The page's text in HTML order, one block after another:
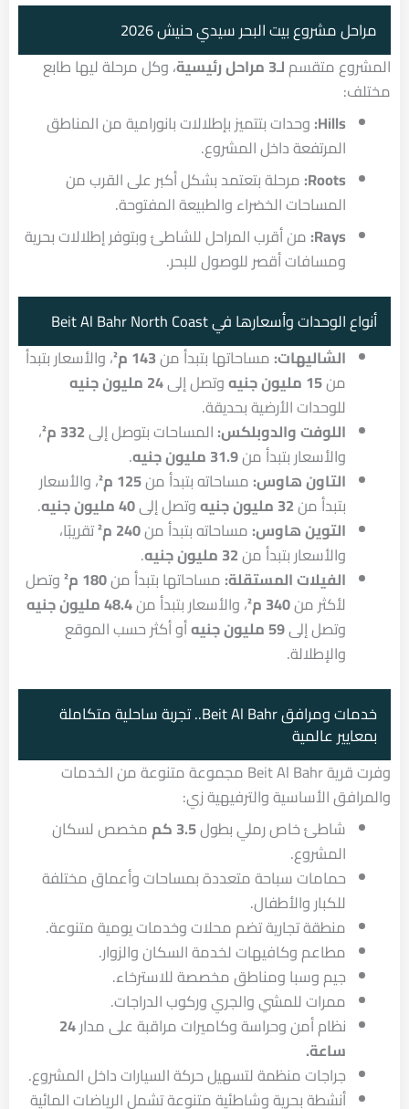
مراحل مشروع بيت البحر سيدي حنيش 2026
المشروع متقسملـ3 مراحل رئيسية
، وكل مرحلة ليها طابع
مختلف:
Hills: وحدات بتتميز بإطلالات بانورامية من المناطق
المرتفعة داخل المشروع.
Roots: مرحلة بتعتمد بشكل أكبر على القرب من
المساحات الخضراء والطبيعة المفتوحة.
Rays: من أقرب المراحل للشاطئ وبتوفر إطلالات بحرية
ومسافات أقصر للوصول للبحر.
أنواع الوحدات وأسعارها في Beit Al Bahr North Coast
الشاليهات: مساحاتها بتبدأ من143 م²
، والأسعار بتبدأ
من15 مليون جنيه وتصل إلى24 مليون جنيه
للوحدات الأرضية بحديقة.
اللوفت والدوبلكس: المساحات بتوصل إلى332 م²
،
والأسعار بتبدأ من31.9 مليون جنيه
.
التاون هاوس: مساحاته بتبدأ من125 م²
، والأسعار
بتبدأ من32 مليون جنيه وتصل إلى40 مليون جنيه
.
التوين هاوس: مساحاته بتبدأ من240 م²
تقريبًا،
والأسعار بتبدأ من32 مليون جنيه
.
الفيلات المستقلة: مساحاتها بتبدأ من180 م²
وتصل
لأكثر من340 م² ، والأسعار بتبدأ من48.4 مليون جنيه
وتصل إلى59 مليون جنيه
أو أكثر حسب الموقع
والإطلالة.
خدمات ومرافق Beit Al Bahr.. تجربة ساحلية متكاملة
بمعايير عالمية
وفرت قرية Beit Al Bahr مجموعة متنوعة من الخدمات
والمرافق الأساسية والترفيهية زي:
شاطئ خاص رملي بطول3.5 كم
مخصص لسكان
المشروع.
حمامات سباحة متعددة بمساحات وأعماق مختلفة
للكبار والأطفال.
منطقة تجارية تضم محلات وخدمات يومية متنوعة.
مطاعم وكافيهات لخدمة السكان والزوار.
جيم وسبا ومناطق مخصصة للاسترخاء.
ممرات للمشي والجري وركوب الدراجات.
نظام أمن وحراسة وكاميرات مراقبة على مدار24
ساعة.
جراجات منظمة لتسهيل حركة السيارات داخل المشروع.
أنشطة بحرية وشاطئية متنوعة تشمل الرياضات المائية